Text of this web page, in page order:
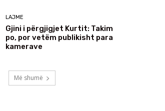
LAJME
Gjini i përgjigjet Kurtit: Takim
po, por vetëm publikisht para
kamerave
Më shumë